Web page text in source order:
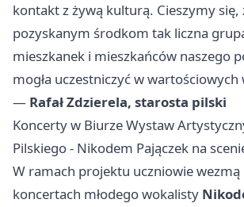
kontakt z żywą kulturą. Cieszymy się,
pozyskanym środkom tak liczna
mieszkanek i mieszkańców naszego
mogła uczestniczyć w wartościowych
— Rafał Zdzierela, starosta pilski
Koncerty w Biurze Wystaw
Pilskiego - Nikodem Pajączek na
W ramach projektu uczniowie wezmą
koncertach młodego wokalisty